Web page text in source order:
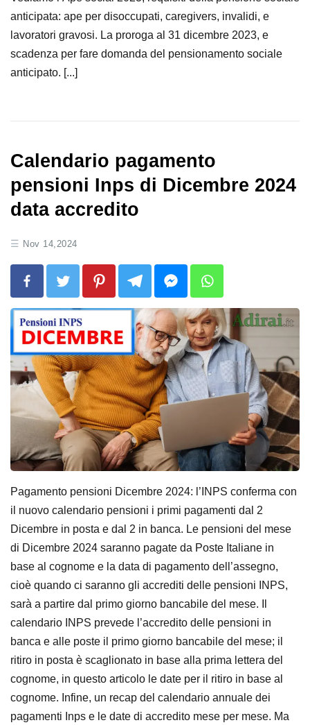
anticipata: ape per disoccupati, caregivers, invalidi, e
lavoratori gravosi. La proroga al 31 dicembre 2023, e
scadenza per fare domanda del pensionamento sociale
anticipato. [...]
Calendario pagamento
pensioni Inps di Dicembre 2024
data accredito
Nov 14,2024
Pagamento pensioni Dicembre 2024: l’INPS conferma con
il nuovo calendario pensioni i primi pagamenti dal 2
Dicembre in posta e dal 2 in banca. Le pensioni del mese
di Dicembre 2024 saranno pagate da Poste Italiane in
base al cognome e la data di pagamento dell’assegno,
cioè quando ci saranno gli accrediti delle pensioni INPS,
sarà a partire dal primo giorno bancabile del mese. Il
calendario INPS prevede l’accredito delle pensioni in
banca e alle poste il primo giorno bancabile del mese; il
ritiro in posta è scaglionato in base alla prima lettera del
cognome, in questo articolo le date per il ritiro in base al
cognome. Infine, un recap del calendario annuale dei
pagamenti Inps e le date di accredito mese per mese. Ma